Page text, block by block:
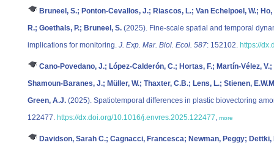
Bruneel, S.; Ponton-Cevallos, J.; Riascos, L.; Van Echelpoel, W.;
R.; Goethals, P.; Bruneel, S. (2025). Fine-scale spatial and temporal
implications for monitoring. J. Exp. Mar. Biol. Ecol. 587: 152102. https://
Cano-Povedano, J.; López-Calderón, C.; Hortas, F.; Martín-Vélez,
Shamoun-Baranes, J.; Müller, W.; Thaxter, C.B.; Lens, L.; Stienen,
Green, A.J. (2025). Spatiotemporal differences in plastic biovectoring
122477. https://dx.doi.org/10.1016/j.envres.2025.122477, more
Davidson, Sarah C.; Cagnacci, Francesca; Newman, Peggy;